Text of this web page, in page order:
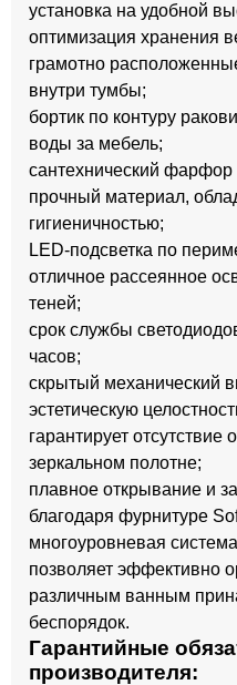
установка на удобной
оптимизация хранения
грамотно
внутри тумбы;
бортик по контуру
воды за мебель;
сантехнический
прочный материал,
гигиеничностью;
LED-подсветка по
отличное рассеянное
теней;
срок службы
часов;
скрытый механический
эстетическую
гарантирует отсутствие
зеркальном полотне;
плавное открывание и
благодаря фурнитуре
многоуровневая
позволяет эффективно
различным ванным
беспорядок.
Гарантийные
производителя: